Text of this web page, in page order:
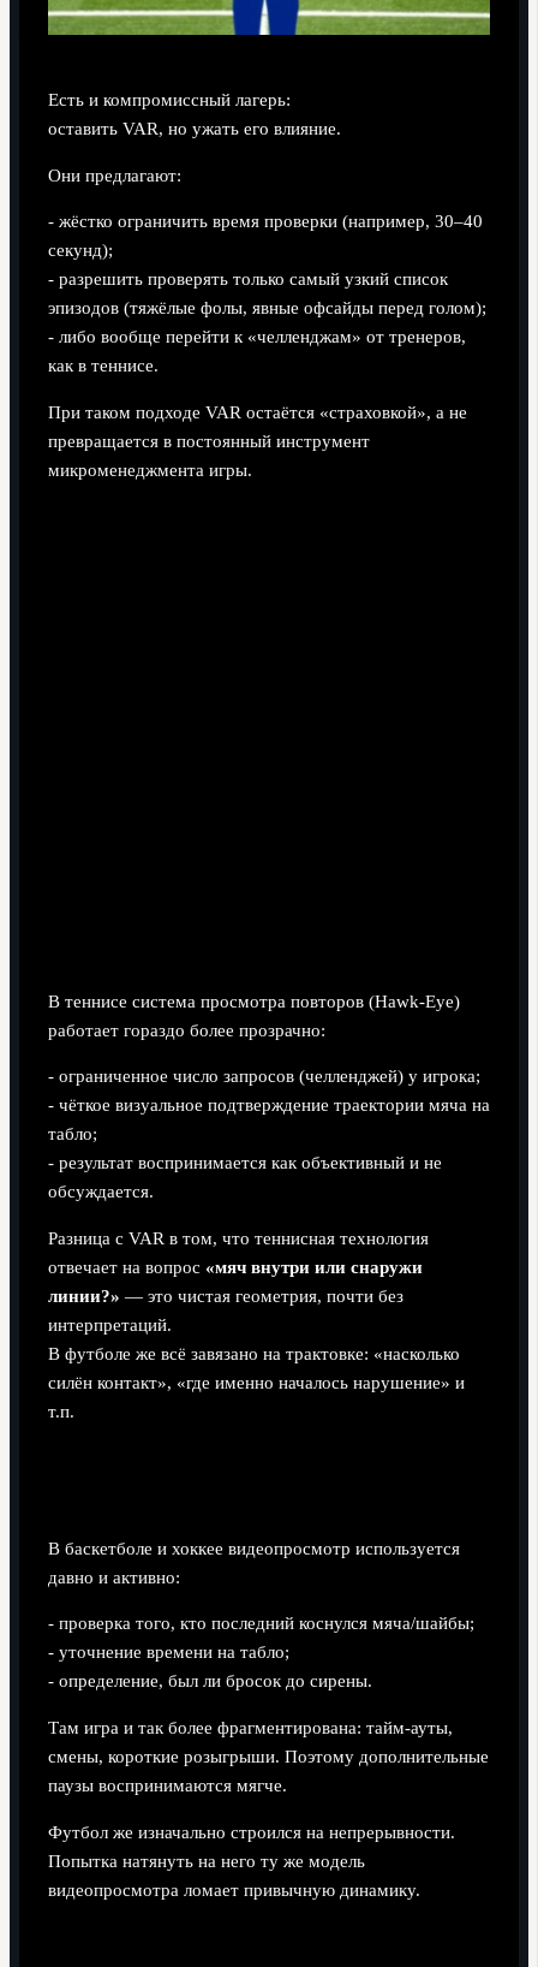
Есть и компромиссный лагерь:
оставить VAR, но ужать его влияние.
Они предлагают:
- жёстко ограничить время проверки (например, 30–40
секунд);
- разрешить проверять только самый узкий список
эпизодов (тяжёлые фолы, явные офсайды перед голом);
- либо вообще перейти к «челленджам» от тренеров,
как в теннисе.
При таком подходе VAR остаётся «страховкой», а не
превращается в постоянный инструмент
микроменеджмента игры.
В теннисе система просмотра повторов (Hawk-Eye)
работает гораздо более прозрачно:
- ограниченное число запросов (челленджей) у игрока;
- чёткое визуальное подтверждение траектории мяча на
табло;
- результат воспринимается как объективный и не
обсуждается.
Разница с VAR в том, что теннисная технология
отвечает на вопрос «мяч внутри или снаружи
линии?» — это чистая геометрия, почти без
интерпретаций.
В футболе же всё завязано на трактовке: «насколько
силён контакт», «где именно началось нарушение» и
т.п.
В баскетболе и хоккее видеопросмотр используется
давно и активно:
- проверка того, кто последний коснулся мяча/шайбы;
- уточнение времени на табло;
- определение, был ли бросок до сирены.
Там игра и так более фрагментирована: тайм-ауты,
смены, короткие розыгрыши. Поэтому дополнительные
паузы воспринимаются мягче.
Футбол же изначально строился на непрерывности.
Попытка натянуть на него ту же модель
видеопросмотра ломает привычную динамику.